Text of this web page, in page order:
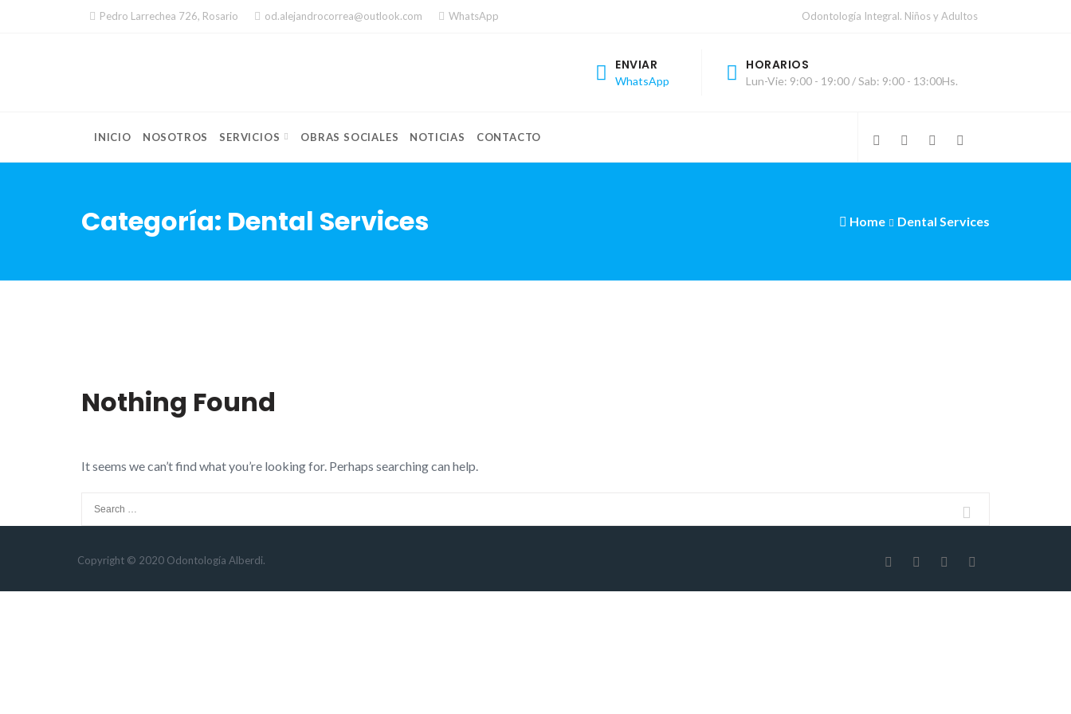
Pedro Larrechea 726, Rosario od.alejandrocorrea@outlook.com WhatsApp Odontología Integral. Niños y Adultos
ENVIAR
WhatsApp
HORARIOS
Lun-Vie: 9:00 - 19:00 / Sab: 9:00 - 13:00Hs.
INICIO NOSOTROS SERVICIOS OBRAS SOCIALES NOTICIAS CONTACTO
Categoría: Dental Services Home Dental Services
Nothing Found
It seems we can’t find what you’re looking for. Perhaps searching can help.
for:
Copyright © 2020 Odontología Alberdi.